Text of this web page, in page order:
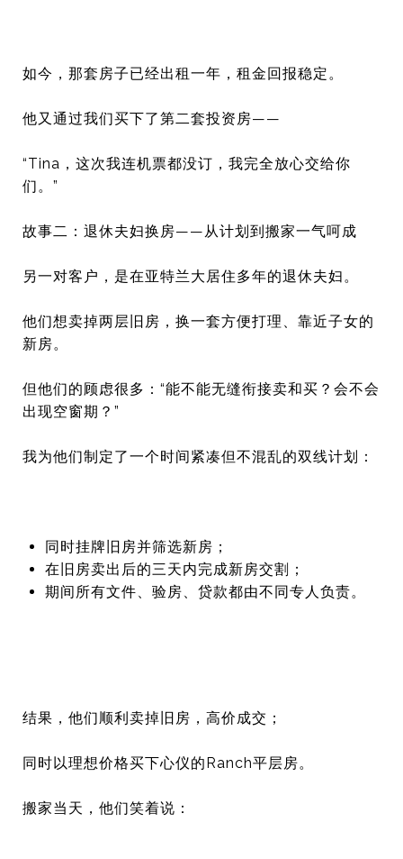
如今，那套房子已经出租一年，租金回报稳定。
他又通过我们买下了第二套投资房——
“Tina，这次我连机票都没订，我完全放心交给你
们。”
故事二：退休夫妇换房——从计划到搬家一气呵成
另一对客户，是在亚特兰大居住多年的退休夫妇。
他们想卖掉两层旧房，换一套方便打理、靠近子女的
新房。
但他们的顾虑很多：“能不能无缝衔接卖和买？会不会
出现空窗期？ ”
我为他们制定了一个时间紧凑但不混乱的双线计划：
同时挂牌旧房并筛选新房；
在旧房卖出后的三天内完成新房交割；
期间所有文件、验房、贷款都由不同专人负责。
结果，他们顺利卖掉旧房，高价成交；
同时以理想价格买下心仪的Ranch平层房。
搬家当天，他们笑着说：